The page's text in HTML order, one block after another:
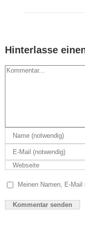
Hinterlasse
Kommentar
Meinen Namen, E-